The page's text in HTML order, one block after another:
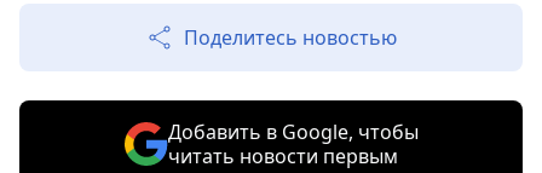
Поделитесь новостью
Добавить в Google, чтобы
читать новости первым